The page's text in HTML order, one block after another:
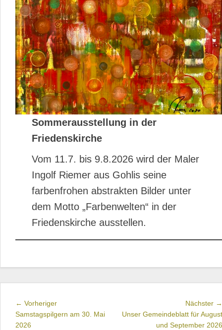
Sommerausstellung in der
Friedenskirche
Vom 11.7. bis 9.8.2026 wird der Maler
Ingolf Riemer aus Gohlis seine
farbenfrohen abstrakten Bilder unter
dem Motto „Farbenwelten“ in der
Friedenskirche ausstellen.
Beitragsnavigation
← VorherigerVorheriger
Beitrag:
Samstagspilgern am 30. Mai
2026
Nächster →
Unser Gemeindeblatt für August
und September 2026